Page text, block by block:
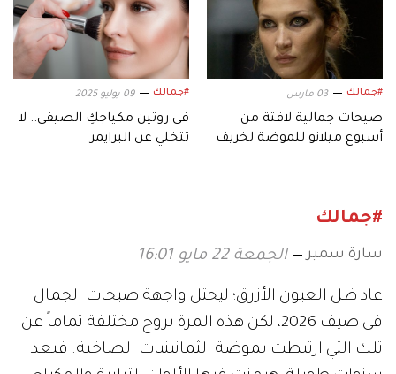
#جمالك 03 مارس
صيحات جمالية لافتة من
أسبوع ميلانو للموضة لخريف
#جمالك 09 يوليو 2025
في روتين مكياجكِ الصيفي.. لا
تتخلي عن البرايمر
#جمالك
سارة سمير الجمعة 22 مايو 16:01
عاد ظل العيون الأزرق؛ ليحتل واجهة صيحات الجمال
في صيف 2026، لكن هذه المرة بروح مختلفة تماماً عن
تلك التي ارتبطت بموضة الثمانينيات الصاخبة. فبعد